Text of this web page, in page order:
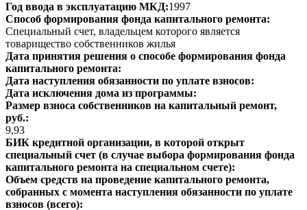
Год ввода в эксплуатацию МКД:1997
Способ формирования фонда капитального ремонта:
Специальный счет, владельцем которого является
товарищество собственников жилья
Дата принятия решения о способе формирования фонда
капитального ремонта:
Дата наступления обязанности по уплате взносов:
Дата исключения дома из программы:
Размер взноса собственников на капитальный ремонт,
руб.:
9,93
БИК кредитной организации, в которой открыт
специальный счет (в случае выбора формирования фонда
капитального ремонта на специальном счете):
Объем средств на проведение капитального ремонта,
собранных с момента наступления обязанности по уплате
взносов (всего):